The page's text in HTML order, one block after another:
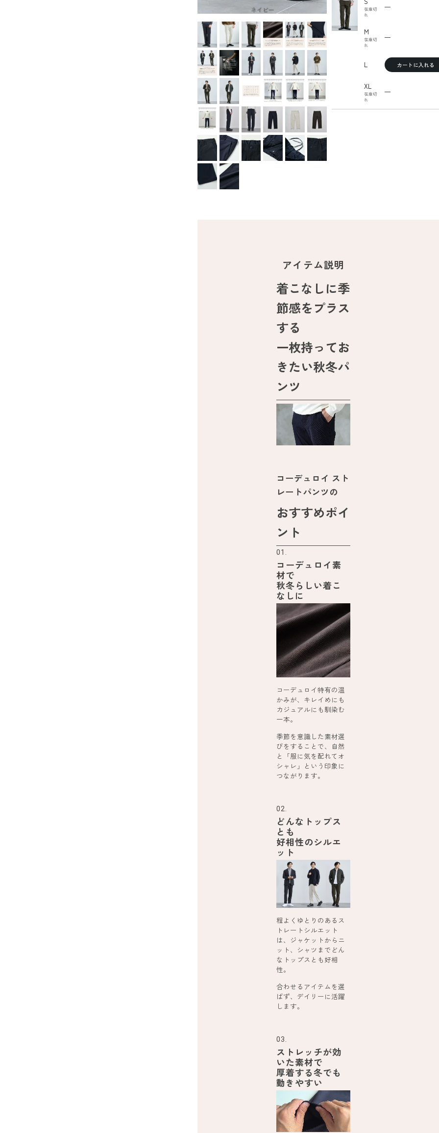
ネイビー
在庫切
れ
—
M
在庫切
れ
—
L カートに入れる
XL
在庫切
れ
—
アイテム説明
着こなしに季
節感をプラス
する
一枚持ってお
きたい秋冬パ
ンツ
コーデュロイ スト
レートパンツの
おすすめポイ
ント
01.
コーデュロイ素
材で
秋冬らしい着こ
なしに
コーデュロイ特有の温
かみが、キレイめにも
カジュアルにも馴染む
一本。
季節を意識した素材選
びをすることで、自然
と「服に気を配れてオ
シャレ」という印象に
つながります。
02.
どんなトップス
とも
好相性のシルエ
ット
程よくゆとりのあるス
トレートシルエット
は、ジャケットからニ
ット、シャツまでどん
なトップスとも好相
性。
合わせるアイテムを選
ばず、デイリーに活躍
します。
03.
ストレッチが効
いた素材で
厚着する冬でも
動きやすい